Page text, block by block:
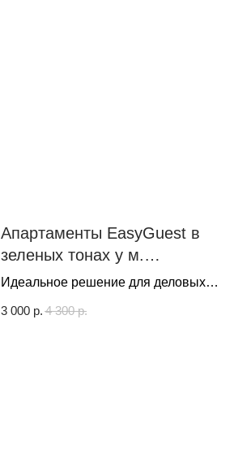
Апартаменты EasyGuest в
зеленых тонах у м.
Чертановская | Москва
Идеальное решение для деловых
столицы. Квартира полностью
3 000 р. 4 300 р.